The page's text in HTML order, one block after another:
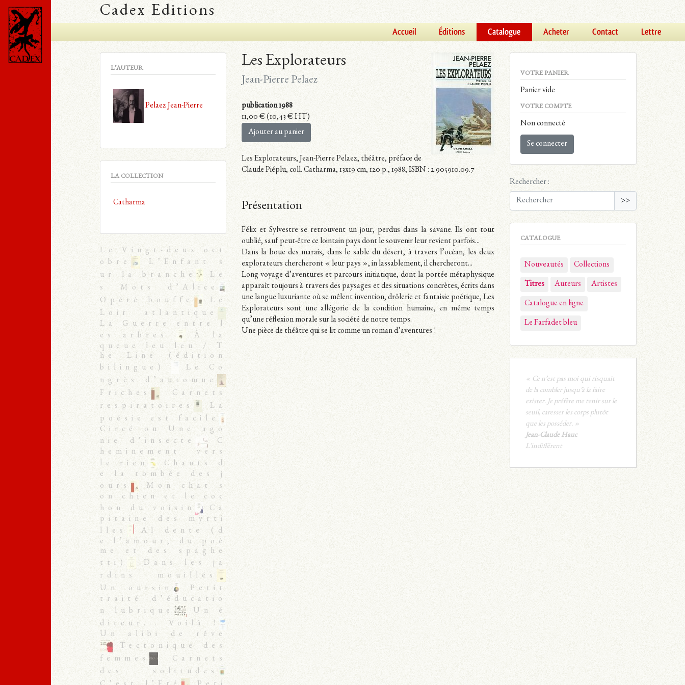
Cadex Editions
Accueil Éditions Catalogue Acheter Contact Lettre
Les Explorateurs
Jean-Pierre Pelaez
publication 1988
11,00€ (10,43 € HT)
Ajouter au panier
Les Explorateurs, Jean-Pierre Pelaez, théâtre, préface de
Claude Piéplu, coll. Catharma, 13x19 cm, 120 p., 1988, ISBN : 2.905910.09.7
Présentation
Félix et Sylvestre se retrouvent un jour, perdus dans la savane. Ils ont tout
oublié, sauf peut-être ce lointain pays dont le souvenir leur revient parfois...
Dans la boue des marais, dans le sable du désert, à travers l’océan, les deux
explorateurs chercheront « leur pays », in lassablement, il chercheront...
Long voyage d’aventures et parcours initiatique, dont la portée métaphysique
apparaît toujours à travers des paysages et des situations concrètes, écrits dans
une langue luxuriante où se mêlent invention, drôlerie et fantaisie poétique, Les
Explorateurs sont une allégorie de la condition humaine, en même temps
qu’une réflexion morale sur la société de notre temps.
Une pièce de théâtre qui se lit comme un roman d’aventures !
VOTRE PANIER
Panier vide
VOTRE COMPTE
Non connecté
Se connecter
Rechercher :
>>
CATALOGUE
Nouveautés Collections
Titres Auteurs Artistes
Catalogue en ligne
Le Farfadet bleu
« Ce n’est pas moi qui risquait
de la combler jusqu’à la faire
exister. Je préfère me tenir sur le
seuil, caresser les corps plutôt
que les posséder. »
Jean-Claude Hauc
L’indifférent
L’AUTEUR
Pelaez Jean-Pierre
LA COLLECTION
Catharma
Le Vingt-deux oct
obre
L’Enfant s
ur la branche
Le
s Mots d’Alice
Opéré bouffe
Le
Loir atlantique
La Guerre entre l
es arbres
À la
queue leu leu / T
he Line (édition
bilingue)
Le Co
ngrès d’automne
Friches
Carnets
respiratoires
La
poésie est facile
Circé ou Une ago
nie d’insecte
C
heminement vers
le rien
Chants d
e la tombée des j
ours
Mon chat s
on chien et le coc
hon du voisin
Ca
pitaine des myrti
lles
Al dente (d
e l’amour, du poè
me et des spaghe
tti)
Dans les ja
rdins mouillés
Un oursin
Petit
traité d’éducatio
n lubrique
Un é
diteur... Voilà !
Un alibi de rêve
Tectonique des
femmes
Carnets
des solitudes